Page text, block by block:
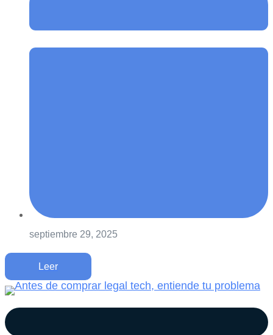
septiembre 29, 2025
Leer